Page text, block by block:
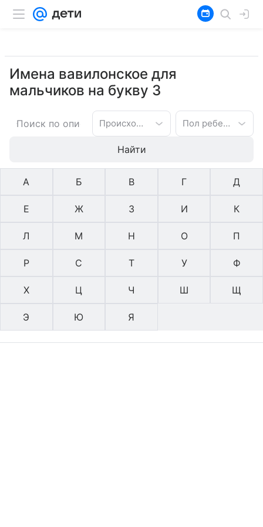
Имена вавилонское для
мальчиков на букву З
Происхождение имени Пол ребенка
Найти
А Б В Г Д
Е Ж З И К
Л М Н О П
Р С Т У Ф
Х Ц Ч Ш Щ
Э Ю Я